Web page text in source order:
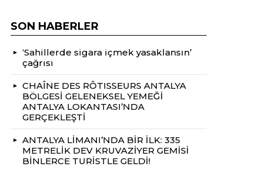
SON HABERLER
‘Sahillerde sigara içmek yasaklansın’
çağrısı
CHAÎNE DES RÔTISSEURS ANTALYA
BÖLGESİ GELENEKSEL YEMEĞİ
ANTALYA LOKANTASI’NDA
GERÇEKLEŞTİ
ANTALYA LİMANI’NDA BİR İLK: 335
METRELİK DEV KRUVAZİYER GEMİSİ
BİNLERCE TURİSTLE GELDİ!